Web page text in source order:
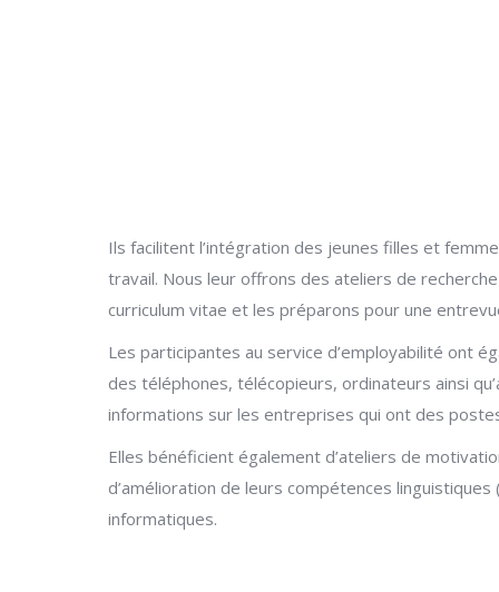
Ils facilitent l’intégration des jeunes filles et
travail. Nous leur offrons des ateliers de recherche
curriculum vitae et les préparons pour une
Les participantes au service d’employabilité ont
des téléphones, télécopieurs, ordinateurs ainsi
informations sur les entreprises qui ont des
Elles bénéficient également d’ateliers de
d’amélioration de leurs compétences
informatiques.